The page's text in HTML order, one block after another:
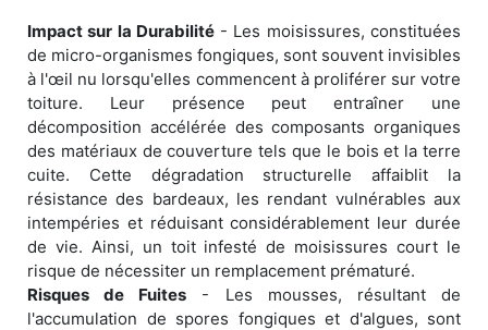
Impact sur la Durabilité- Les moisissures, constituées
de micro-organismes fongiques, sont souvent invisibles
à l'œil nu lorsqu'elles commencent à proliférer sur votre
toiture. Leur présence peut entraîner une
décomposition accélérée des composants organiques
des matériaux de couverture tels que le bois et la terre
cuite. Cette dégradation structurelle affaiblit la
résistance des bardeaux, les rendant vulnérables aux
intempéries et réduisant considérablement leur durée
de vie. Ainsi, un toit infesté de moisissures court le
risque de nécessiter un remplacement prématuré.
Risques de Fuites - Les mousses, résultant de
l'accumulation de spores fongiques et d'algues, sont